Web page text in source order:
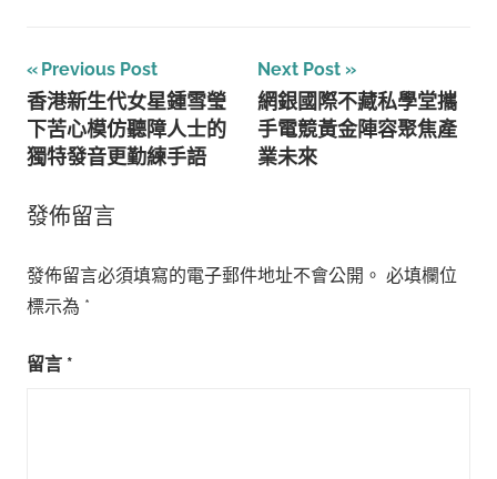
文
章
導
覽
Previous Post
香港新生代女星鍾雪瑩
下苦心模仿聽障人士的
獨特發音更勤練手語
Next Post
網銀國際不藏私學堂攜
手電競黃金陣容聚焦產
業未來
發佈留言
發佈留言必須填寫的電子郵件地址不會公開。 必填欄位
標示為 *
留言 *